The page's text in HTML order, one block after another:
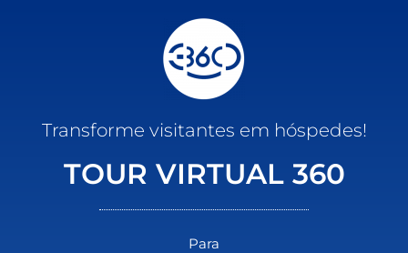
Transforme visitantes em hóspedes!
TOUR VIRTUAL 360
Para